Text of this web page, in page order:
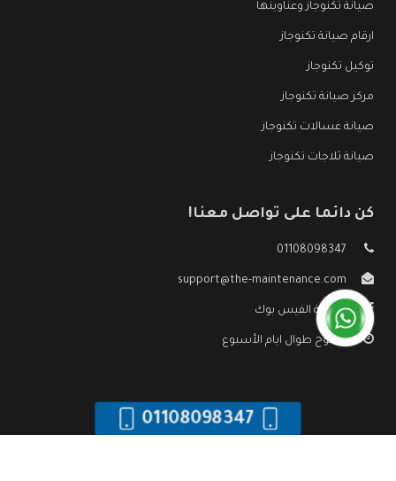
صيانة تكنوجاز وعناوينها
ارقام صيانة تكنوجاز
توكيل تكنوجاز
مركز صيانة تكنوجاز
صيانة غسالات تكنوجاز
صيانة ثلاجات تكنوجاز
كن دائما على تواصل معنا!
01108098347
support@the-maintenance.com
صفحة الفيس بوك
مفتوح طوال ايام الأسبوع
01108098347